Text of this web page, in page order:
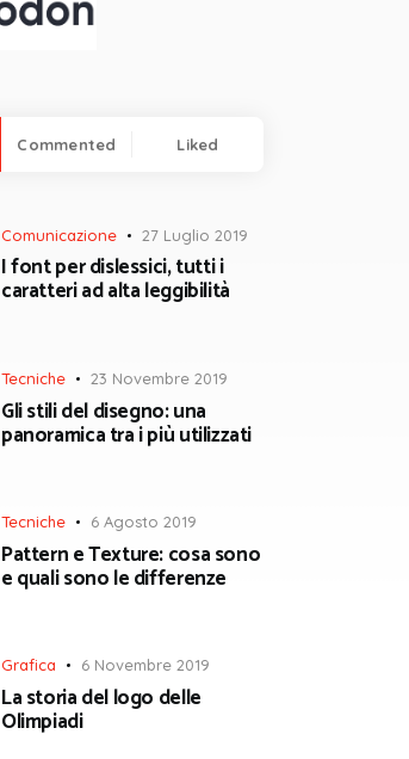
Commented Liked
Comunicazione 27 Luglio 2019
I font per dislessici, tutti i
caratteri ad alta leggibilità
Tecniche 23 Novembre 2019
Gli stili del disegno: una
panoramica tra i più utilizzati
Tecniche 6 Agosto 2019
Pattern e Texture: cosa sono
e quali sono le differenze
Grafica 6 Novembre 2019
La storia del logo delle
Olimpiadi